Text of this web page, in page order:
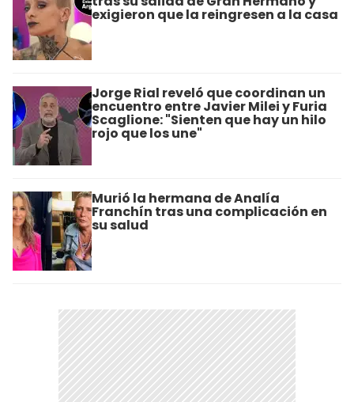
exigieron que la reingresen a la casa
Jorge Rial reveló que coordinan un
encuentro entre Javier Milei y Furia
Scaglione: "Sienten que hay un hilo
rojo que los une"
Murió la hermana de Analía
Franchín tras una complicación en
su salud